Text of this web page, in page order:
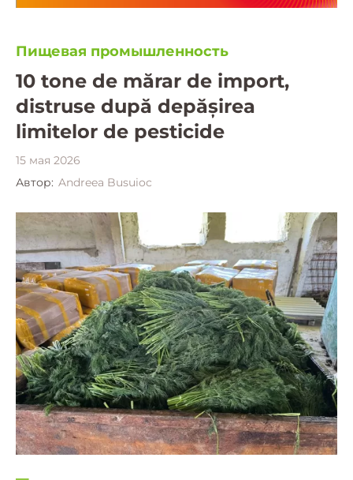
Пищевая промышленность
10 tone de mărar de import,
distruse după depășirea
limitelor de pesticide
15 мая 2026
Автор: Andreea Busuioc